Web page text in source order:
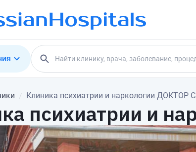
Клиника психиатрии и наркологии ДОКТОР
психиатрии и